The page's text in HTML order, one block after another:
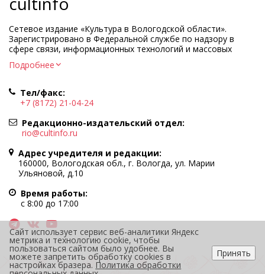
Сетевое издание «Культура в Вологодской области».
Зарегистрировано в Федеральной службе по надзору в
сфере связи, информационных технологий и массовых
Регистрационный номер и дата принятия решения о
Учредитель КУ ВО «Информационно-аналитический центр
культуры»
Адрес учредителя и редакции: 160000, Вологодская обл., г.
Вологда, ул. Марии Ульяновой, д.10
Главный редактор — Легчанова Елена Григорьевна
Политика в отношении обработки персональных данных
При полном или частичном использовании информации
портала гиперссылка на cultinfo.ru обязательна.
Редакция не несет ответственности за достоверность
информации, содержащейся в рекламных объявлениях.
12+
Подробнее
Тел/факс:
+7 (8172) 21-04-24
Редакционно-издательский отдел:
rio@cultinfo.ru
Адрес учредителя и редакции:
160000, Вологодская обл., г. Вологда, ул. Марии
Ульяновой, д.10
Время работы:
с 8:00 до 17:00
Сайт использует сервис веб-аналитики Яндекс
метрика и технологию cookie, чтобы
пользоваться сайтом было удобнее. Вы
можете запретить обработку cookies в
настройках бразера. Политика обработки
Принять